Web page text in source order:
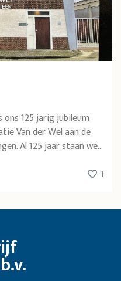
125 jarig jubileum
Van der Wel aan de
Al 125 jaar staan we...
1